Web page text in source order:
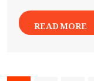
READ MORE